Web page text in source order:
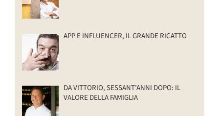
APP E INFLUENCER, IL GRANDE RICATTO
DA VITTORIO, SESSANT’ANNI DOPO: IL
VALORE DELLA FAMIGLIA